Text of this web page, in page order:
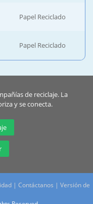
Papel Reciclado
Papel Reciclado
de reciclaje. La
y se conecta.
| Contáctanos | Versión de